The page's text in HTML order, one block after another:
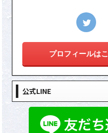
プロフィールは
公式LINE